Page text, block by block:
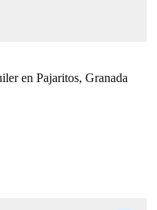
en Pajaritos, Granada